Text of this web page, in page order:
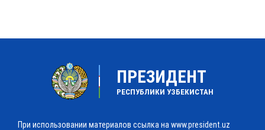
ПРЕЗИДЕНТ
РЕСПУБЛИКИ УЗБЕКИСТАН
При использовании материалов ссылка на www.president.uz